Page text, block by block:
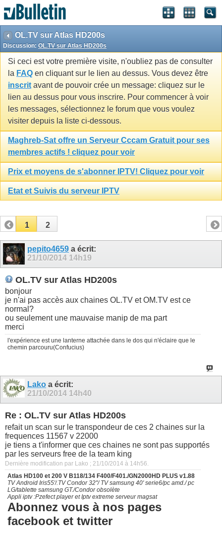
OL.TV sur Atlas HD200s
Discussion: OL.TV sur Atlas HD200s
Si ceci est votre première visite, n'oubliez pas de consulter
la FAQ en cliquant sur le lien au dessus. Vous devez être
inscrit avant de pouvoir crée un message: cliquez sur le
lien au dessus pour vous inscrire. Pour commencer à voir
les messages, sélectionnez le forum que vous voulez
visiter depuis la liste ci-dessous.
Maghreb-Sat offre un Serveur Cccam Gratuit pour ses
membres actifs ! cliquez pour voir
Prix et moyens de s'abonner IPTV! Cliquez pour voir
Etat et Suivis du serveur IPTV
1 2
pepito4659 a écrit:
21/10/2014 14h19
OL.TV sur Atlas HD200s
bonjour
je n'ai pas accès aux chaines OL.TV et OM.TV est ce
normal?
ou seulement une mauvaise manip de ma part
merci
l'expérience est une lanterne attachée dans le dos qui n'éclaire que le
chemin parcouru(Confucius)
Lako a écrit:
21/10/2014 14h40
Re : OL.TV sur Atlas HD200s
refait un scan sur le transpondeur de ces 2 chaines sur la
frequences 11567 v 22000
je tiens a t'informer que ces chaines ne sont pas supportés
par les serveurs free de la team king
Dernière modification par Lako ; 21/10/2014 à 14h56
Atlas HD100 et 200 V B118/134 F400/F401./GN2000HD PLUS v1.88
TV Android Iris55'/.TV Condor 32"/ TV samsung 40' serie6/pc amd./ pc
LG/tablette samsung GT./Condor obsolète
Appli iptv :Pzefect player et Iptv extreme serveur magsat
Abonnez vous à nos pages
facebook et twitter